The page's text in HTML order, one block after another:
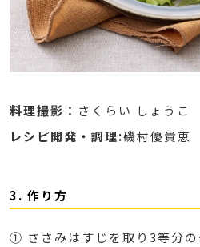
料理撮影： さくらい しょうこ
レシピ開発・調理:磯村優貴恵
3. 作り方
① ささみはすじを取り3等分